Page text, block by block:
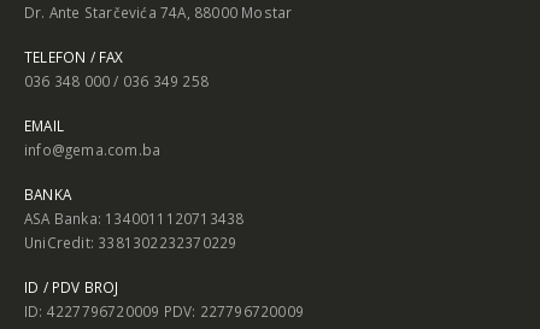
Dr. Ante Starčevića 74A, 88000 Mostar
TELEFON / FAX
036 348 000 / 036 349 258
EMAIL
info@gema.com.ba
BANKA
ASA Banka: 1340011120713438
UniCredit: 3381302232370229
ID / PDV BROJ
ID: 4227796720009 PDV: 227796720009